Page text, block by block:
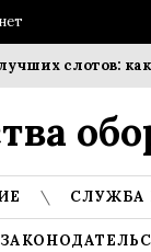
слотов:
СЛУЖБА